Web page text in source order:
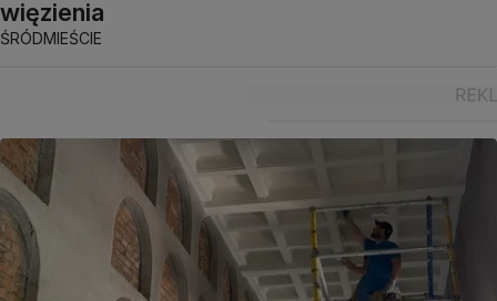
więzienia
ŚRÓDMIEŚCIE